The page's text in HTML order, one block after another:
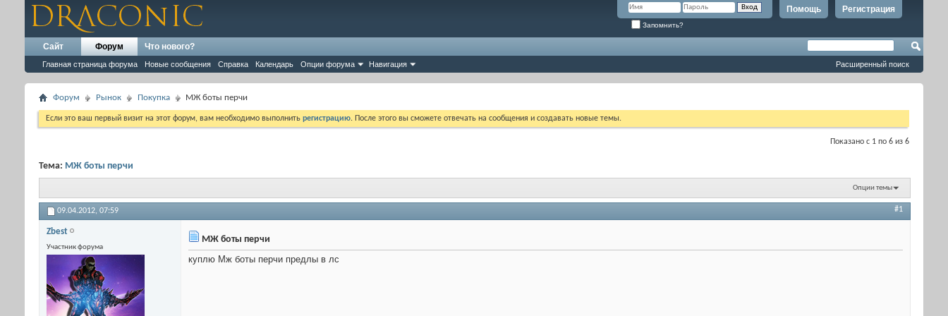
Регистрация
Помощь
Запомнить?
Сайт Форум
Главная страница форума Новые сообщения Справка Календарь Опции форума Навигация
Что нового?
Расширенный поиск
Форум Рынок Покупка МЖ боты перчи
Если это ваш первый визит на этот форум, вам необходимо выполнить регистрацию. После этого вы сможете отвечать на сообщения и создавать новые темы.
Показано с 1 по 6 из 6
Тема: МЖ боты перчи
Опции темы
09.04.2012, 07:59 #1
Zbest
Участник форума
МЖ боты перчи
куплю Мж боты перчи предлы в лс